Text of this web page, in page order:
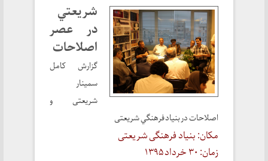
شريعتي
در عصر
اصلاحات
گزارش كامل
سمينار
شريعتی و
اصلاحات در بنياد فرهنگي شريعتی
مکان: بنیاد فرهنگی شریعتی
زمان: ۳۰ خرداد ۱۳۹۵